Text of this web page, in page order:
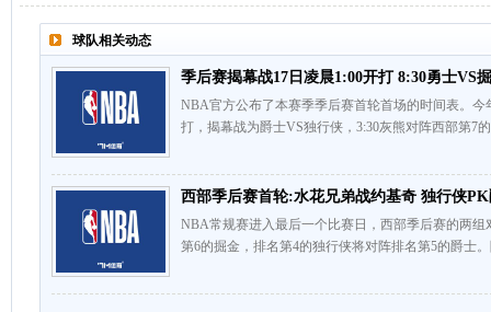
球队相关动态
季后赛揭幕战17日凌晨1:00开打 8:30勇士VS
NBA官方公布了本赛季季后赛首轮首场的时间表。今
打，揭幕战为爵士VS独行侠，3:30灰熊对阵西部第7
西部季后赛首轮:水花兄弟战约基奇 独行侠
NBA常规赛进入最后一个比赛日，西部季后赛的两
第6的掘金，排名第4的独行侠将对阵排名第5的爵